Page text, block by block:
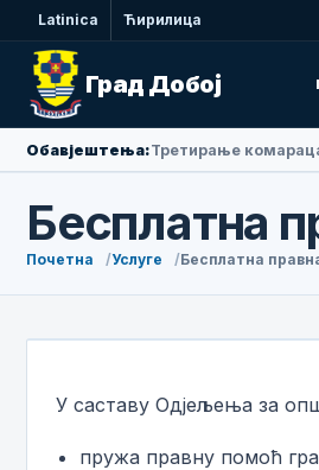
Latinica Ћирилица
Град Добој
Обавјештења:Амбасадорка
Бесплатна
Почетна Услуге Бесплатна
У саставу Одјељења за
пружа правну помоћ